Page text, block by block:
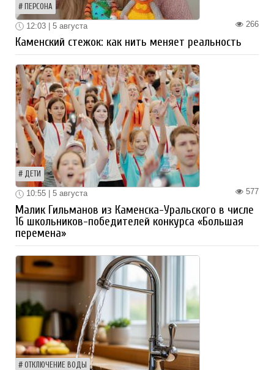
ПЕРСОНА
266
12:03 | 5 августа
Каменский стежок: как нить меняет реальность
ДЕТИ
577
10:55 | 5 августа
Малик Гильманов из Каменска-Уральского в числе
16 школьников-победителей конкурса «Большая
перемена»
ОТКЛЮЧЕНИЕ ВОДЫ